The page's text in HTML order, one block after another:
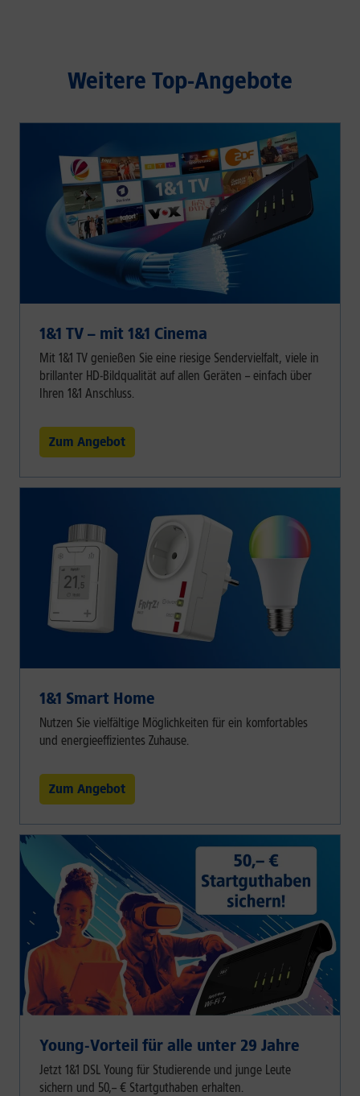
Weitere Top-Angebote
1&1 TV – mit 1&1 Cinema
Mit 1&1 TV genießen Sie eine riesige Sendervielfalt, viele in
brillanter HD-Bildqualität auf allen Geräten – einfach über
Ihren 1&1 Anschluss.
Zum Angebot
1&1 Smart Home
Nutzen Sie vielfältige Möglichkeiten für ein komfortables
und energieeffizientes Zuhause.
Zum Angebot
Young-Vorteil für alle unter 29 Jahre
Jetzt 1&1 DSL Young für Studierende und junge Leute
sichern und 50,– € Startguthaben erhalten.